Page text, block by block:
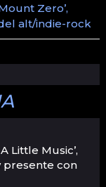
Zero’,
alt/indie-rock
Little Music’,
presente con